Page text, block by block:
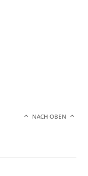
NACH OBEN